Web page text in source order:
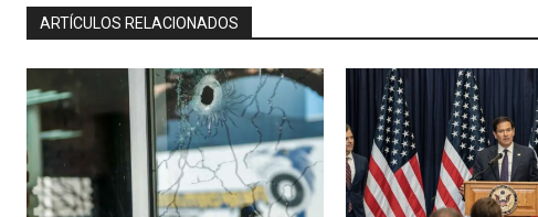
ARTÍCULOS RELACIONADOS